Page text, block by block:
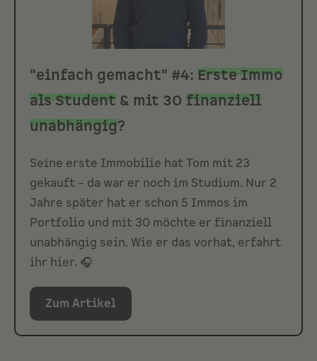
"einfach gemacht" #4: Erste Immo
als Student & mit 30 finanziell
unabhängig?
Seine erste Immobilie hat Tom mit 23
gekauft – da war er noch im Studium. Nur 2
Jahre später hat er schon 5 Immos im
Portfolio und mit 30 möchte er finanziell
unabhängig sein. Wie er das vorhat, erfahrt
ihr hier. 🎧
Zum Artikel